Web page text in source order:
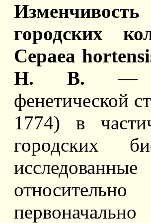
городских
Cepaea
Н. В. —
фенетической
1774) в
городских